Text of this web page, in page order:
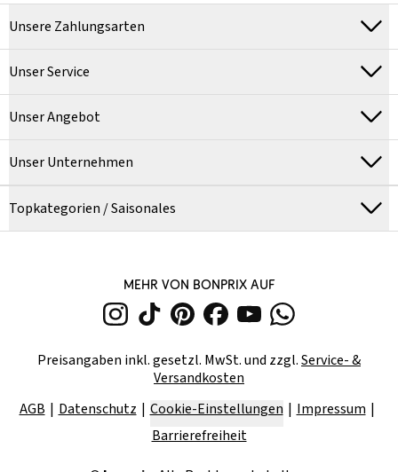
Unsere Zahlungsarten
Unser Service
Unser Angebot
Unser Unternehmen
Topkategorien / Saisonales
MEHR VON BONPRIX AUF
Preisangaben inkl. gesetzl. MwSt. und zzgl.Service- &
Versandkosten
AGB
Datenschutz Cookie-Einstellungen
Impressum
Barrierefreiheit